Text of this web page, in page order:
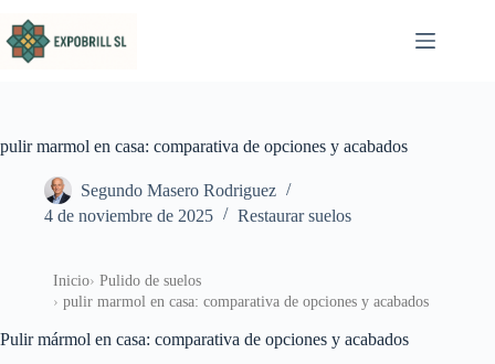
pulir marmol en casa: comparativa de opciones y acabados
Segundo Masero Rodriguez
4 de noviembre de 2025
Restaurar suelos
Inicio
Pulido de suelos
pulir marmol en casa: comparativa de opciones y acabados
Pulir mármol en casa: comparativa de opciones y acabados